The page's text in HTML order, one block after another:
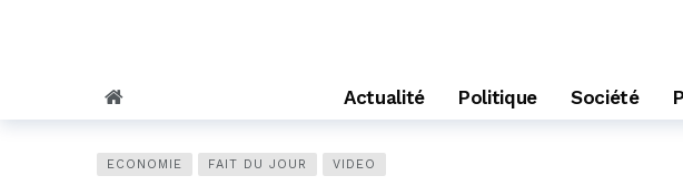
Actualité Politique Société
ECONOMIE FAIT DU JOUR VIDEO